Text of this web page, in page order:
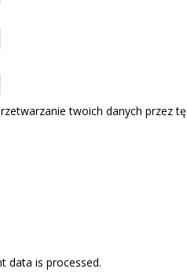
twoich danych przez tę
data is processed.